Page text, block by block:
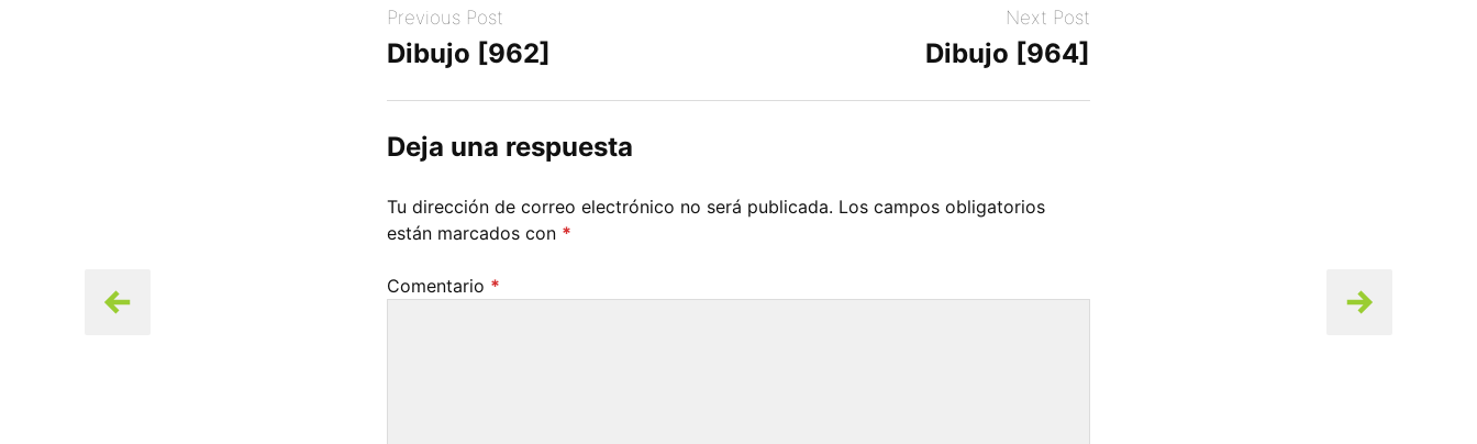
Previous Post
Dibujo [962]
Next Post
Dibujo [964]
Deja una respuesta
Tu dirección de correo electrónico no será publicada. Los campos obligatorios
están marcados con *
Comentario *